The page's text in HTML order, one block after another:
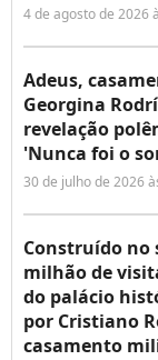
4 de agosto de 2026
Adeus,
Georgina
revelação
'Nunca foi o
30 de julho de 2026
Construído no
milhão de
do palácio
por Cristiano
casamento